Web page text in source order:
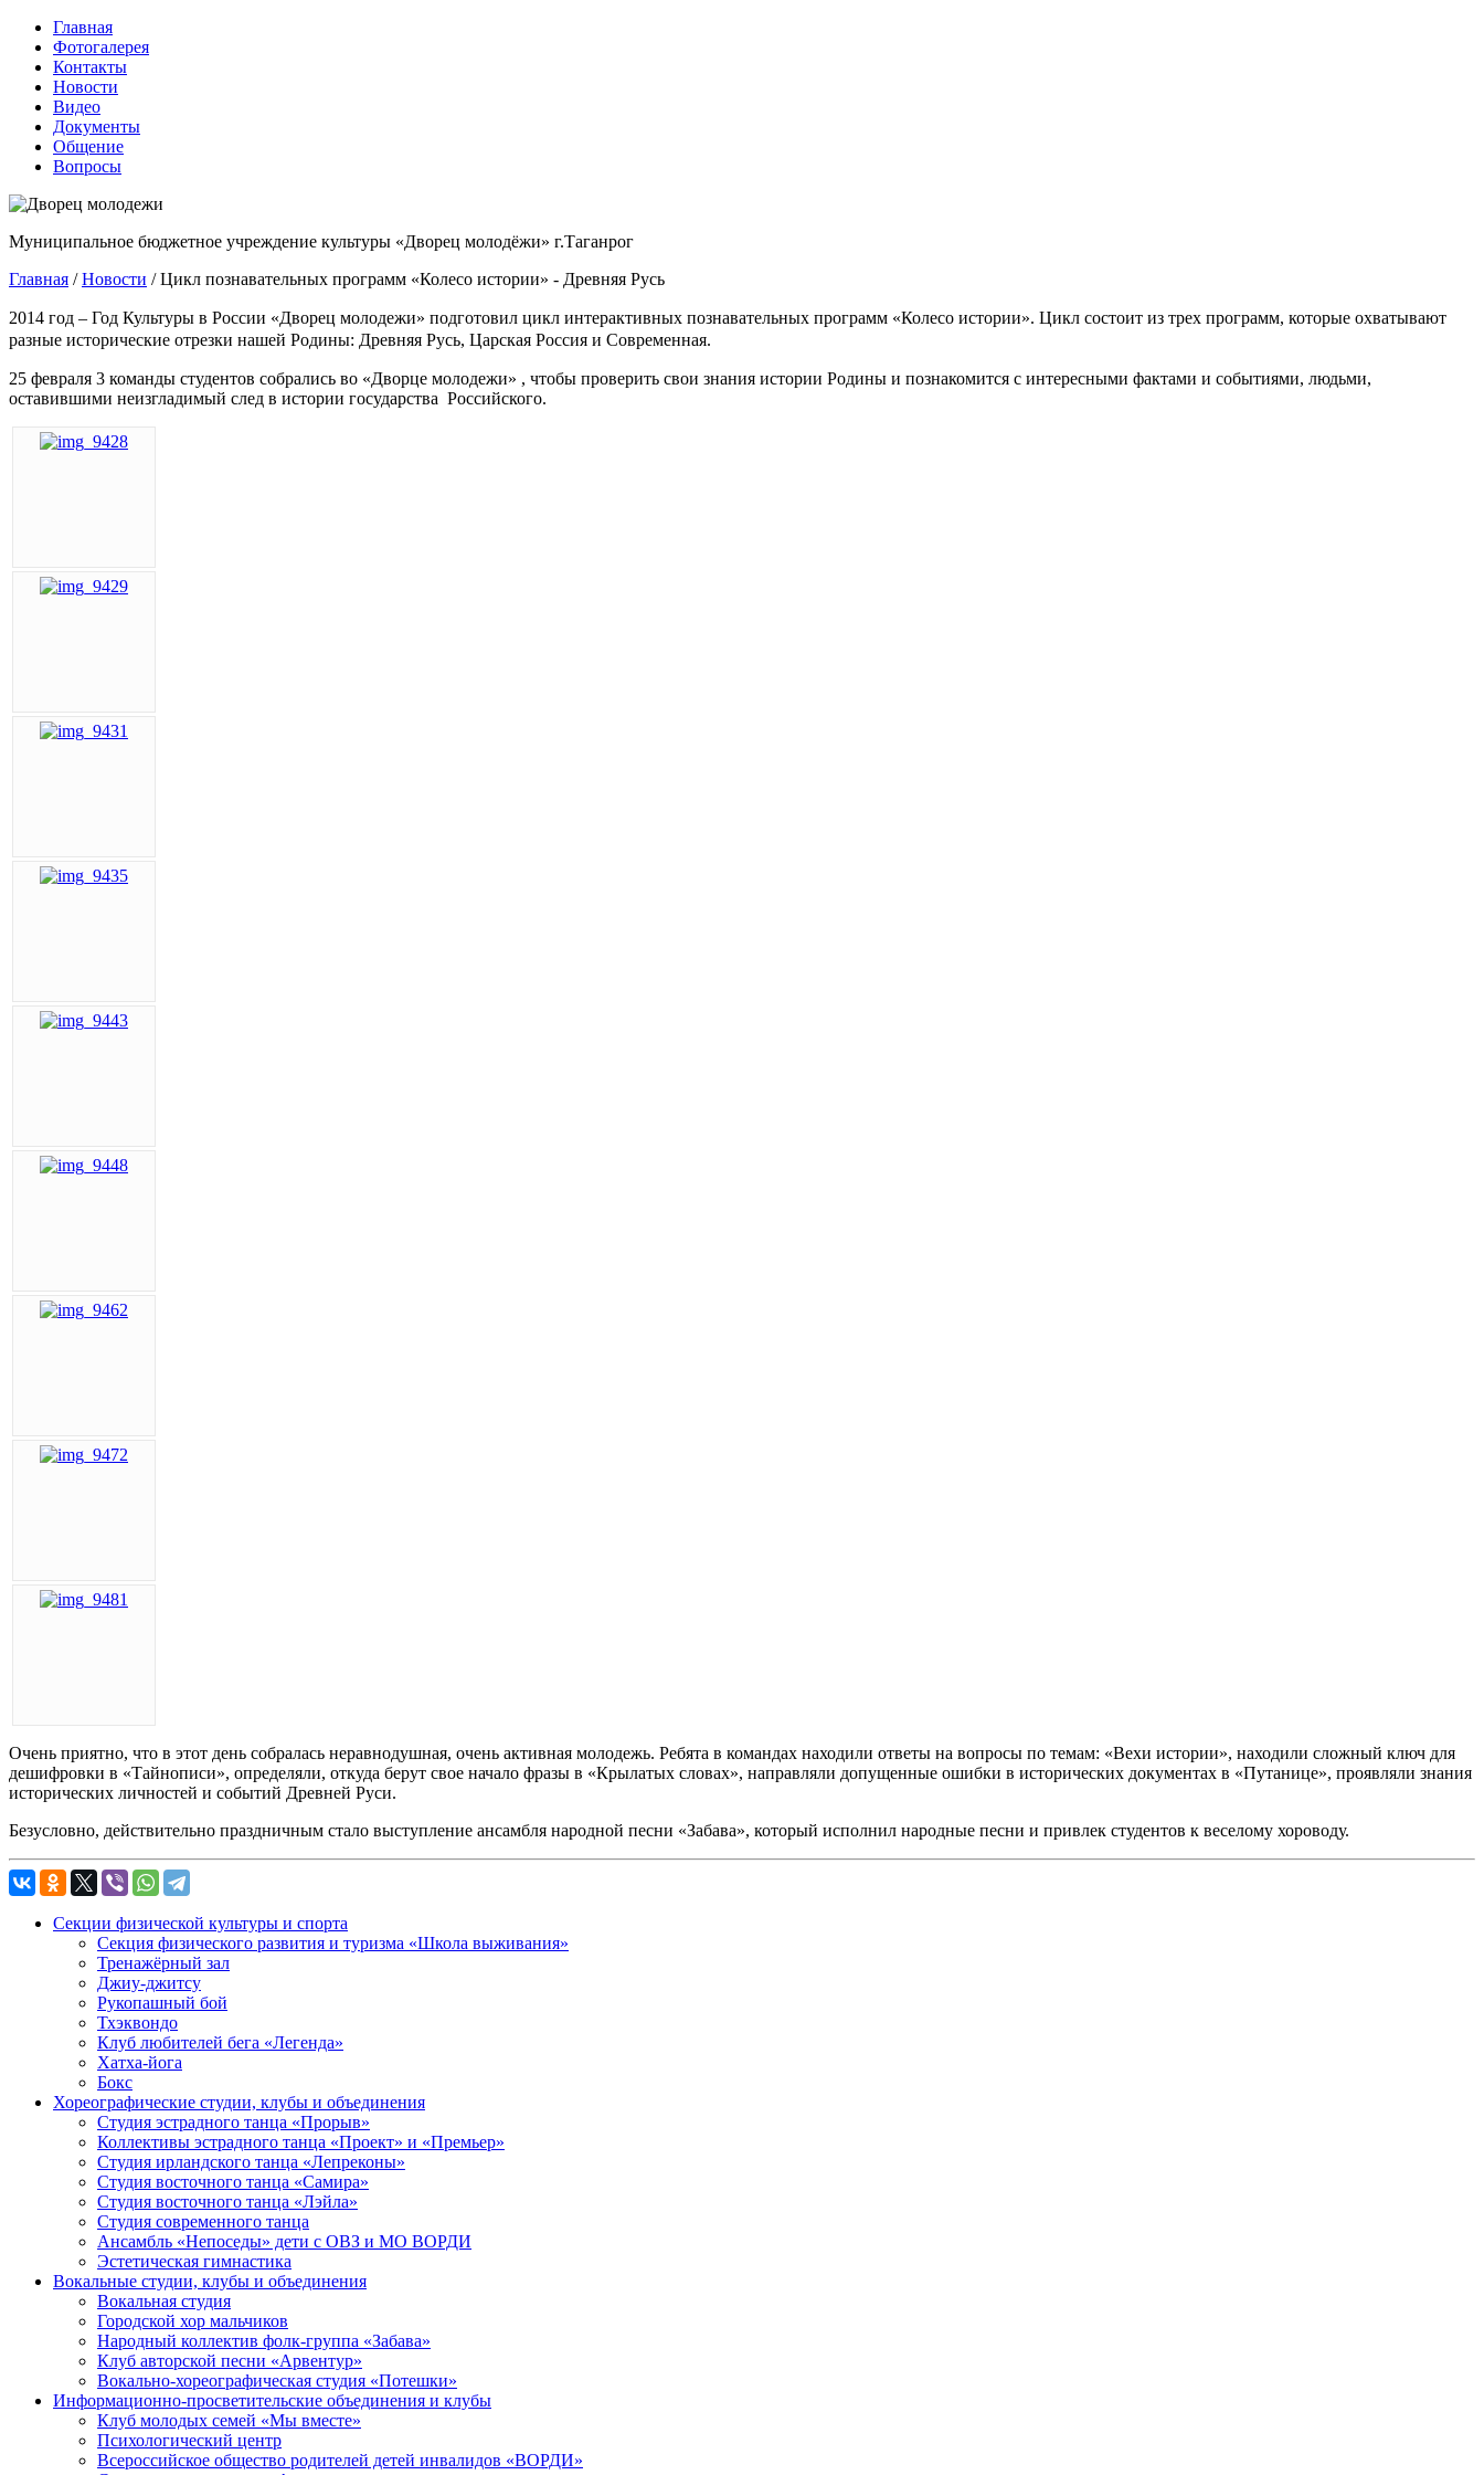
Главная
Фотогалерея
Контакты
Новости
Видео
Документы
Общение
Вопросы
Муниципальное бюджетное учреждение культуры «Дворец молодёжи» г.Таганрог
Главная /Новости /Цикл познавательных программ «Колесо истории» - Древняя Русь
2014 год – Год Культуры в России «Дворец молодежи» подготовил цикл интерактивных познавательных программ «Колесо истории». Цикл состоит из трех программ, которые охватывают
разные исторические отрезки нашей Родины: Древняя Русь, Царская Россия и Современная.
25 февраля 3 команды студентов собрались во «Дворце молодежи» , чтобы проверить свои знания истории Родины и познакомится с интересными фактами и событиями, людьми,
оставившими неизгладимый след в истории государства Российского.
Очень приятно, что в этот день собралась неравнодушная, очень активная молодежь. Ребята в командах находили ответы на вопросы по темам: «Вехи истории», находили сложный ключ для
дешифровки в «Тайнописи», определяли, откуда берут свое начало фразы в «Крылатых словах», направляли допущенные ошибки в исторических документах в «Путанице», проявляли знания
исторических личностей и событий Древней Руси.
Безусловно, действительно праздничным стало выступление ансамбля народной песни «Забава», который исполнил народные песни и привлек студентов к веселому хороводу.
Секции физической культуры и спорта
Секция физического развития и туризма «Школа выживания»
Тренажёрный зал
Джиу-джитсу
Рукопашный бой
Тхэквондо
Клуб любителей бега «Легенда»
Хатха-йога
Бокс
Хореографические студии, клубы и объединения
Студия эстрадного танца «Прорыв»
Коллективы эстрадного танца «Проект» и «Премьер»
Студия ирландского танца «Лепреконы»
Студия восточного танца «Самира»
Студия восточного танца «Лэйла»
Студия современного танца
Ансамбль «Непоседы» дети с ОВЗ и МО ВОРДИ
Эстетическая гимнастика
Вокальные студии, клубы и объединения
Вокальная студия
Городской хор мальчиков
Народный коллектив фолк-группа «Забава»
Клуб авторской песни «Арвентур»
Вокально-хореографическая студия «Потешки»
Информационно-просветительские объединения и клубы
Клуб молодых семей «Мы вместе»
Психологический центр
Всероссийское общество родителей детей инвалидов «ВОРДИ»